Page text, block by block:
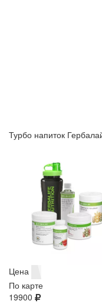
Турбо напиток
Цена
По карте
19900